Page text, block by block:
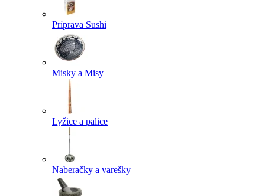
Príprava Sushi
Misky a Misy
Lyžice a palice
Naberačky a varešky